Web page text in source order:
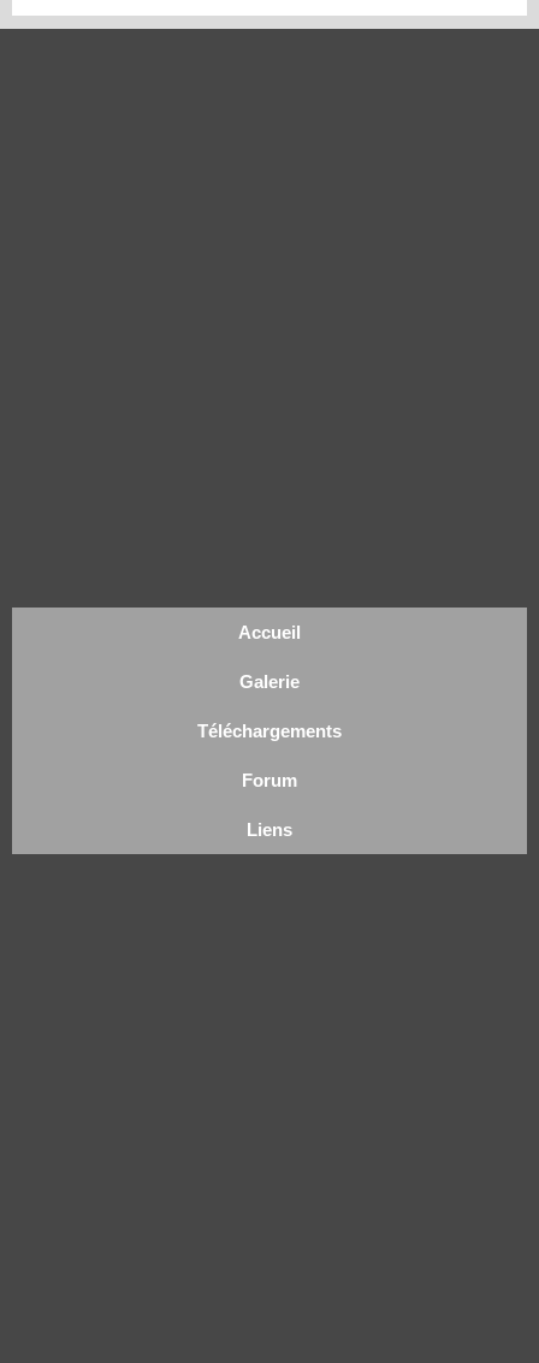
Accueil
Galerie
Téléchargements
Forum
Liens